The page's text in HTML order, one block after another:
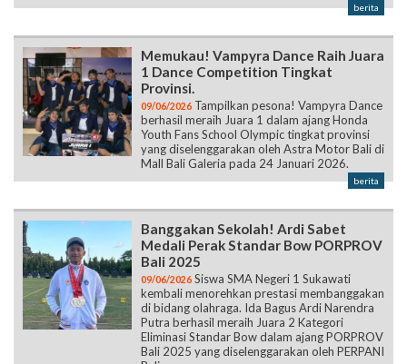
berita
Memukau! Vampyra Dance Raih Juara
1 Dance Competition Tingkat
Provinsi.
09/06/2026 Tampilkan pesona! Vampyra Dance
berhasil meraih Juara 1 dalam ajang Honda
Youth Fans School Olympic tingkat provinsi
yang diselenggarakan oleh Astra Motor Bali di
Mall Bali Galeria pada 24 Januari 2026.
berita
Banggakan Sekolah! Ardi Sabet
Medali Perak Standar Bow PORPROV
Bali 2025
09/06/2026 Siswa SMA Negeri 1 Sukawati
kembali menorehkan prestasi membanggakan
di bidang olahraga. Ida Bagus Ardi Narendra
Putra berhasil meraih Juara 2 Kategori
Eliminasi Standar Bow dalam ajang PORPROV
Bali 2025 yang diselenggarakan oleh PERPANI